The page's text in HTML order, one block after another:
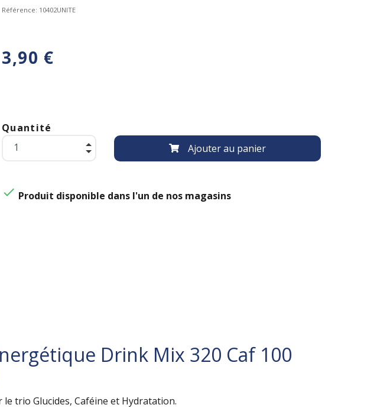
Référence: 10402UNITE
3,90 €
Quantité
Ajouter au panier
 Produit disponible dans l'un de nos magasins
Drink Mix 320 Caf 100
trio Glucides, Caféine et Hydratation.